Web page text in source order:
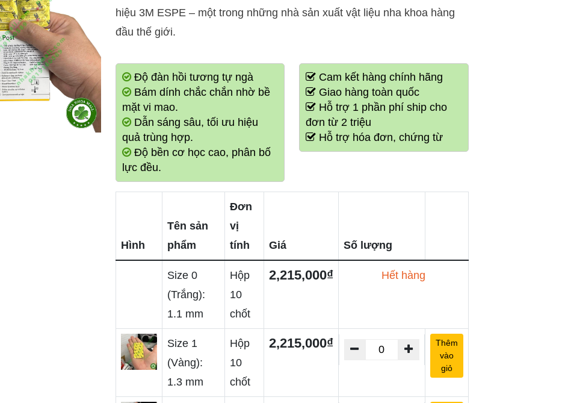
hiệu 3M ESPE – một trong những nhà sản xuất vật liệu nha khoa hàng
đầu thế giới.
Độ đàn hồi tương tự ngà
Bám dính chắc chắn nhờ bề
mặt vi mao.
Dẫn sáng sâu, tối ưu hiệu
quả trùng hợp.
Độ bền cơ học cao, phân bố
lực đều.
Cam kết hàng chính hãng
Giao hàng toàn quốc
Hỗ trợ 1 phần phí ship cho
đơn từ 2 triệu
Hỗ trợ hóa đơn, chứng từ
Hình
Tên sản
phẩm
Đơn
vị
tính
Giá Số lượng
Size 0
(Trắng):
1.1 mm
Hộp
10
chốt
2,215,000₫ Hết hàng
Size 1
(Vàng):
1.3 mm
Hộp
10
chốt
2,215,000₫
Thêm
vào
giỏ